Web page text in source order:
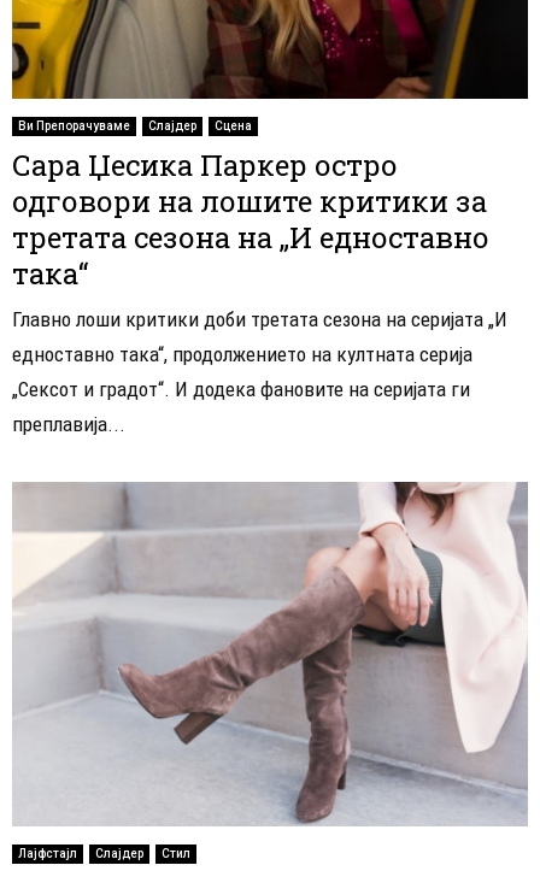
Ви Препорачуваме Слајдер Сцена
Сара Џесика Паркер остро
одговори на лошите критики за
третата сезона на „И едноставно
така“
Главно лоши критики доби третата сезона на серијата „И
едноставно така“, продолжението на култната серија
„Сексот и градот“. И додека фановите на серијата ги
преплавија...
Лајфстајл Слајдер Стил